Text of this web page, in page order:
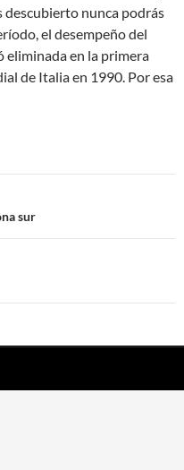
descubierto nunca podrás
el desempeño del
eliminada en la primera
de Italia en 1990. Por esa
sur